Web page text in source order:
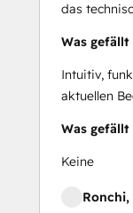
das
Was gefällt
Intuitiv,
aktuellen
Was
Keine
Ronchi,